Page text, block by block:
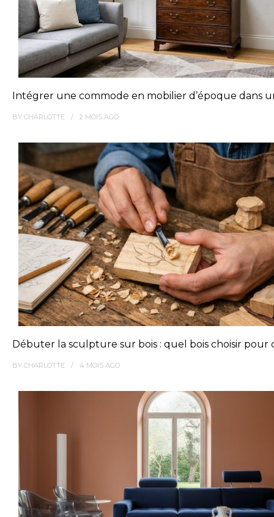
Intégrer une commode en mobilier d’époque dans
BY CHARLOTTE 2 MOIS AGO
Débuter la sculpture sur bois : quel bois choisir pour
BY CHARLOTTE 4 MOIS AGO